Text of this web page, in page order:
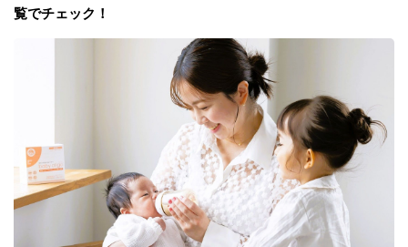
覧でチェック！